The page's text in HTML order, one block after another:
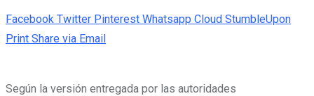
Facebook Twitter Pinterest Whatsapp Cloud StumbleUpon
Print Share via Email
Según la versión entregada por las autoridades